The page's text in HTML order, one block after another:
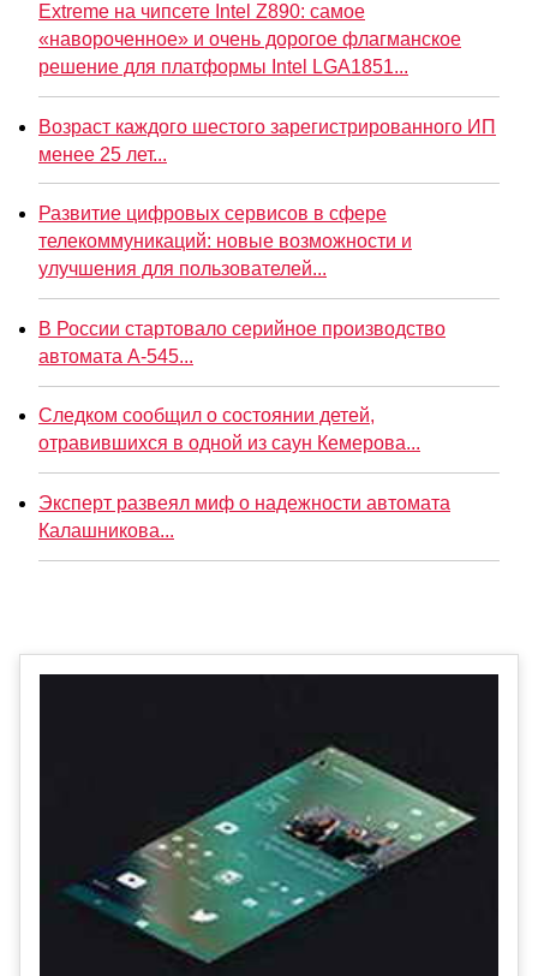
Extreme на чипсете Intel Z890: самое
«навороченное» и очень дорогое флагманское
решение для платформы Intel LGA1851...
Возраст каждого шестого зарегистрированного ИП
менее 25 лет...
Развитие цифровых сервисов в сфере
телекоммуникаций: новые возможности и
улучшения для пользователей...
В России стартовало серийное производство
автомата А-545...
Следком сообщил о состоянии детей,
отравившихся в одной из саун Кемерова...
Эксперт развеял миф о надежности автомата
Калашникова...